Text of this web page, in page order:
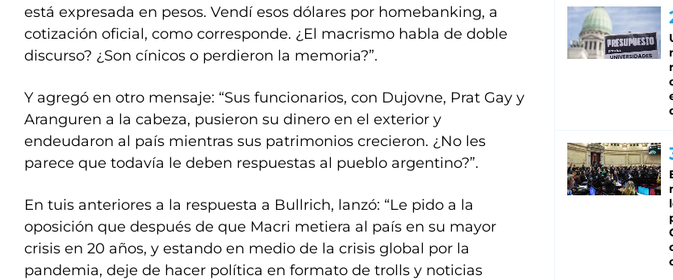
está expresada en pesos. Vendí esos dólares por homebanking, a
cotización oficial, como corresponde. ¿El macrismo habla de doble
discurso? ¿Son cínicos o perdieron la memoria?”.
Y agregó en otro mensaje: “Sus funcionarios, con Dujovne, Prat Gay y
Aranguren a la cabeza, pusieron su dinero en el exterior y
endeudaron al país mientras sus patrimonios crecieron. ¿No les
parece que todavía le deben respuestas al pueblo argentino?”.
En tuis anteriores a la respuesta a Bullrich, lanzó: “Le pido a la
oposición que después de que Macri metiera al país en su mayor
crisis en 20 años, y estando en medio de la crisis global por la
pandemia, deje de hacer política en formato de trolls y noticias